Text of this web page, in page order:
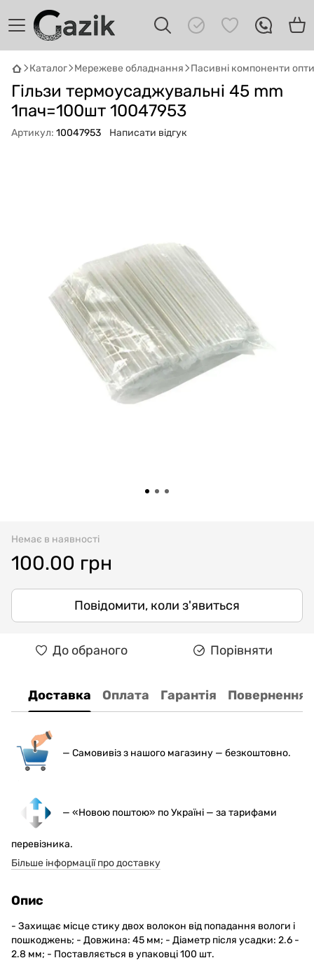
Каталог Мережеве обладнання Пасивні компоненти
Гільзи термоусаджувальні 45 mm
1пач=100шт 10047953
Артикул: 10047953 Написати відгук
Немає в наявності
100.00 грн
Повідомити, коли з'явиться
До обраного Порівняти
Доставка Оплата Гарантія Повернення
— Самовивіз з нашого магазину — безкоштовно.
— «Новою поштою» по Україні — за тарифами
перевізника.
Більше інформації про доставку
Опис
- Захищає місце стику двох волокон від попадання вологи і
пошкоджень; - Довжина: 45 мм; - Діаметр після усадки: 2.6 -
2.8 мм; - Поставляється в упаковці 100 шт.
GAZIKAI
Онлайн · пошук техніки
підібрати вживану комп'ютерну техніку.